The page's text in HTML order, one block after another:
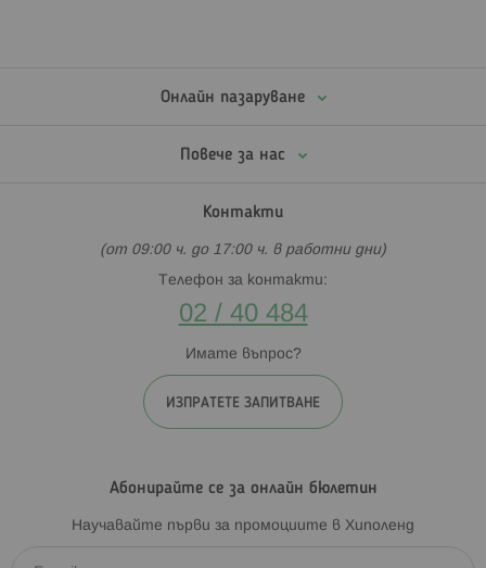
Онлайн пазаруване
Повече за нас
Контакти
(от 09:00 ч. до 17:00 ч. в работни дни)
Телефон за контакти:
02 / 40 484
Имате въпрос?
ИЗПРАТЕТЕ ЗАПИТВАНЕ
Абонирайте се за онлайн бюлетин
Научавайте първи за промоциите в Хиполенд